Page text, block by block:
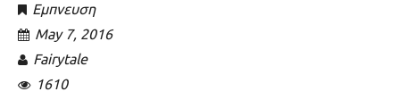
Εμπνευση
May 7, 2016
Fairytale
1610